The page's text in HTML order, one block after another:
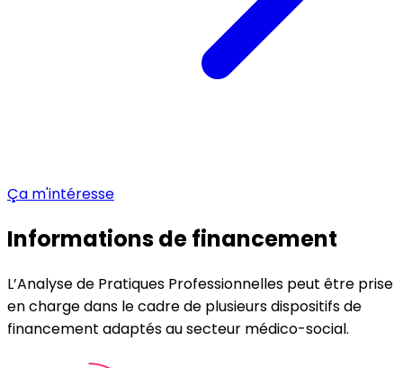
Ça m'intéresse
Informations de financement
L’Analyse de Pratiques Professionnelles peut être prise
en charge dans le cadre de plusieurs dispositifs de
financement adaptés au secteur médico-social.